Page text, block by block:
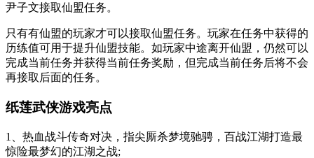
尹子文接取仙盟任务。
只有有仙盟的玩家才可以接取仙盟任务。玩家在任务中获得的
历练值可用于提升仙盟技能。如玩家中途离开仙盟，仍然可以
完成当前任务并获得当前任务奖励，但完成当前任务后将不会
再接取后面的任务。
纸莲武侠游戏亮点
1、热血战斗传奇对决，指尖厮杀梦境驰骋，百战江湖打造最
惊险最梦幻的江湖之战;